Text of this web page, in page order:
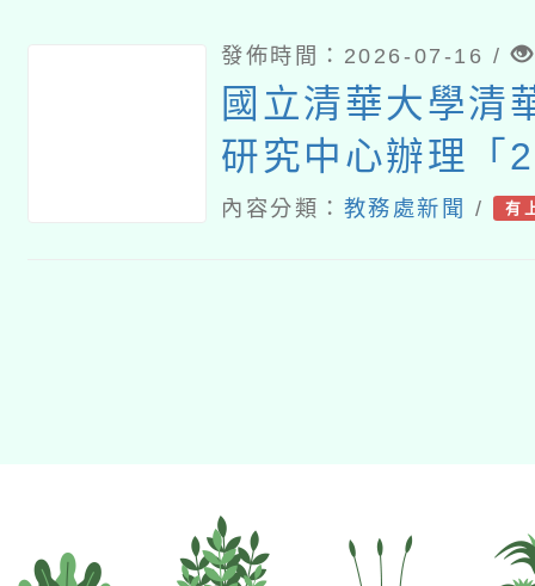
發佈時間：2026-07-16 /
國立清華大學清
研究中心辦理「
華大學清華光罩
內容分類： 教務處新聞 / 有